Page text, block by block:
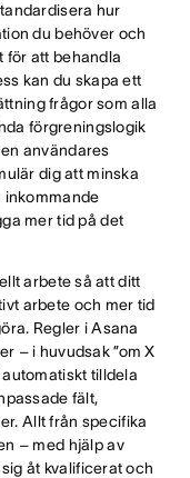
hur
du behöver och
för att behandla
kan du skapa ett
frågor som alla
förgreningslogik
användares
dig att minska
inkommande
mer tid på det
arbete så att ditt
arbete och mer tid
Regler i Asana
– i huvudsak ”om X
tilldela
fält,
Allt från specifika
– med hjälp av
åt kvalificerat och